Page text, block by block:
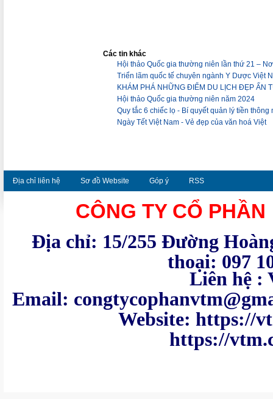
Các tin khác
Hội thảo Quốc gia thường niên lần thứ 21 –
Triển lãm quốc tế chuyên ngành Y Dược Việt
KHÁM PHÁ NHỮNG ĐIỂM DU LỊCH ĐẸP ẤN
Hội thảo Quốc gia thường niên năm 2024
Quy tắc 6 chiếc lọ - Bí quyết quản lý tiền thông
Ngày Tết Việt Nam - Vẻ đẹp của văn hoá Việt
Địa chỉ liên hệ Sơ đồ Website Góp ý RSS
CÔNG TY CỔ
Địa chỉ: 15/255 Đường
thoại: 097
Liên hệ : VTM -
Email:
Website:
https://